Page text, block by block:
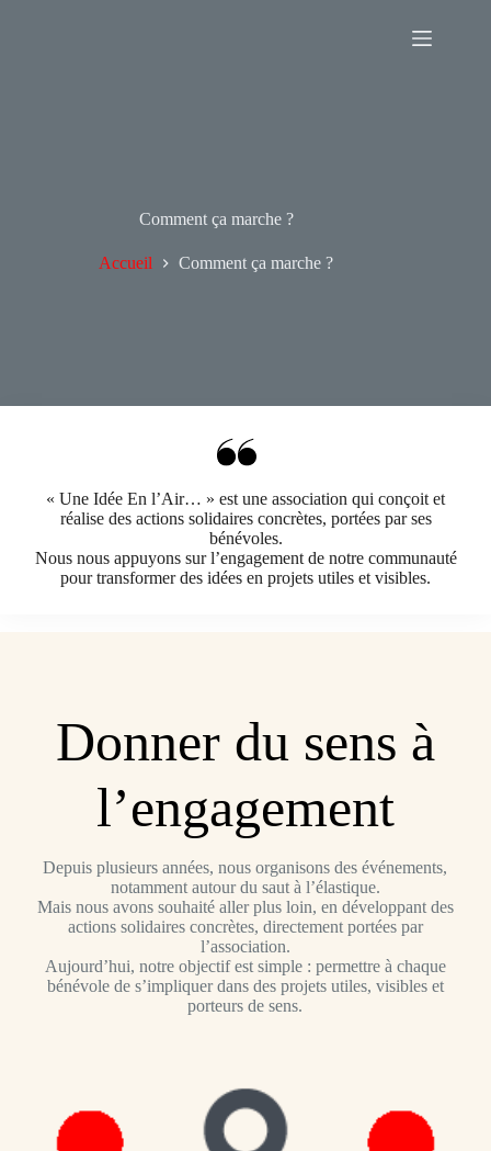
Comment ça marche ?
Accueil Comment ça marche ?
« Une Idée En l’Air… » est une association qui conçoit et
réalise des actions solidaires concrètes, portées par ses
bénévoles.
Nous nous appuyons sur l’engagement de notre communauté
pour transformer des idées en projets utiles et visibles.
Donner du sens à
l’engagement
Depuis plusieurs années, nous organisons des événements,
notamment autour du saut à l’élastique.
Mais nous avons souhaité aller plus loin, en développant des
actions solidaires concrètes, directement portées par
l’association.
Aujourd’hui, notre objectif est simple : permettre à chaque
bénévole de s’impliquer dans des projets utiles, visibles et
porteurs de sens.